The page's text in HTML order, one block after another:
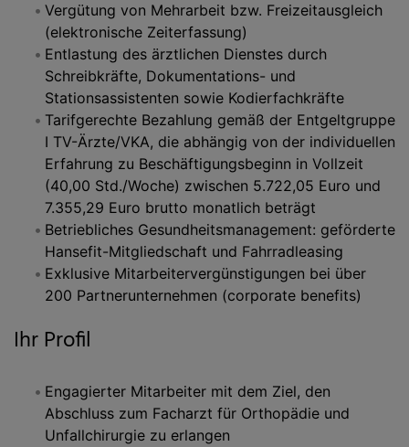
Vergütung von Mehrarbeit bzw. Freizeitausgleich
(elektronische Zeiterfassung)
Entlastung des ärztlichen Dienstes durch
Schreibkräfte, Dokumentations- und
Stationsassistenten sowie Kodierfachkräfte
Tarifgerechte Bezahlung gemäß der Entgeltgruppe
I TV-Ärzte/VKA, die abhängig von der individuellen
Erfahrung zu Beschäftigungsbeginn in Vollzeit
(40,00 Std./Woche) zwischen 5.722,05 Euro und
7.355,29 Euro brutto monatlich beträgt
Betriebliches Gesundheitsmanagement: geförderte
Hansefit-Mitgliedschaft und Fahrradleasing
Exklusive Mitarbeitervergünstigungen bei über
200 Partnerunternehmen (corporate benefits)
Ihr Profil
Engagierter Mitarbeiter mit dem Ziel, den
Abschluss zum Facharzt für Orthopädie und
Unfallchirurgie zu erlangen